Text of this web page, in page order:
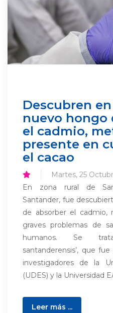
Descubren
nuevo hongo
el cadmio,
presente en
el cacao
Martes, 25
En zona rural de
Santander, fue
de absorber el cadmio,
graves problemas de
humanos. Se
santanderensis’, que
investigadores de la
(UDES) y la Universidad
Leer más ...